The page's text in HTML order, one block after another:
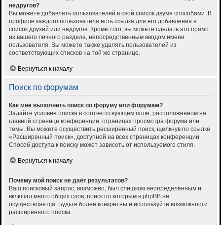
недругов?
Вы можете добавлять пользователей в свой список двумя способами. В
профиле каждого пользователя есть ссылка для его добавления в
список друзей или недругов. Кроме того, вы можете сделать это прямо
из вашего личного раздела, непосредственным вводом имени
пользователя. Вы можете также удалять пользователей из
соответствующих списков на той же странице.
Вернуться к началу
Поиск по форумам
Как мне выполнить поиск по форуму или форумам?
Задайте условие поиска в соответствующем поле, расположенном на
главной странице конференции, страницах просмотра форума или
темы. Вы можете осуществить расширенный поиск, щёлкнув по ссылке
«Расширенный поиск», доступной на всех страницах конференции.
Способ доступа к поиску может зависеть от используемого стиля.
Вернуться к началу
Почему мой поиск не даёт результатов?
Ваш поисковый запрос, возможно, был слишком неопределённым и
включал много общих слов, поиск по которым в phpBB не
осуществляется. Будьте более конкретны и используйте возможности
расширенного поиска.